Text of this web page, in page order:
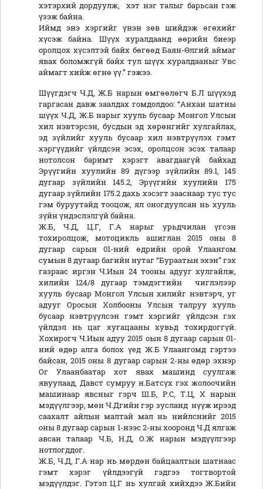
хэтэрхий дордуулж, хэт нэг талыг барьсан гэж
үзэж байна.
Иймд энэ хэргийг үнэн зөв шийдэж өгөхийг
хүсэж байна. Шүүх хуралдаанд өөрийн биеэр
оролцох хүсэлтэй байх бөгөөд Баян-Өлгий аймаг
явах боломжгүй байх тул шүүх хуралдааныг Увс
аймагт хийж өгнө үү.” гэжээ.
Шүүгдэгч Ч.Д, Ж.Б нарын өмгөөлөгч Б.Л шүүхэд
гаргасан давж заалдах гомдолдоо: “Анхан шатны
шүүх Ч.Д, Ж.Б нарыг хууль бусаар Монгол Улсын
хил нэвтэрсэн, бусдын эд хөрөнгийг хулгайлах,
эд зүйлийг хууль бусаар хил нэвтрүүлэх гэмт
хэргүүдийг үйлдсэн эсэх, оролцсон эсэх талаар
нотолсон баримт хэрэгт авагдаагүй байхад
Эрүүгийн хуулийн 89 дүгээр зүйлийн 89.1, 145
дугаар зүйлийн 145.2, Эрүүгийн хуулийн 175
дугаар зүйлийн 175.2 дахь хэсэгт зааснаар тус тус
гэм буруутайд тооцож, ял оногдуулсан нь хууль
зүйн үндэслэлгүй байна.
Ж.Б, Ч.Д, Ц.Г, Г.А нарыг урьдчилан үгсэн
тохиролцож, мотоцикль ашиглан 2015 оны 8
дугаар сарын 01-ний өдрийн орой Улаангом
сумын 8 дугаар багийн нутаг “Бураатын эхэн” гэх
газраас иргэн Ч.Иын 24 тооны адууг хулгайлж,
хилийн 124/8 дугаар тэмдэгтийн чиглэлээр
хууль бусаар Монгол Улсын хилийг нэвтэрч, уг
адууг Оросын Холбооны Улсын талруу хууль
бусаар нэвтрүүлсэн гэмт хэргийг үйлдсэн гэх
үйлдэл нь цаг хугацааны хувьд тохирдоггүй.
Хохирогч Ч.Иын адуу 2015 оын 8 дугаар сарын 01-
ний өдөр алга болох үед Ж.Б Улаангомд гэртээ
байсан, 2015 оны 8 дугаар сарын 2-ны өдөр эхнэр
Ог Улаанбаатар хот явах машинд суулгаж
явуулаад, Давст сумруу н.Батсүх гэх жолоочийн
машинаар явсныг гэрч Ш.Б, Р.С, Т.Ц, Х нарын
мэдүүлгээр, мөн Ч.Дгийн гэр зусланд нүүж ирээд
саахалт айлын малтай мал нь нийлснийг 2015
оны 8 дугаар сарын 1-нээс 2-ны хооронд Ч.Д ялгаж
авсан талаар Ч.Б, Н.Д, О.Ж нарын мэдүүлгээр
нотлогддог.
Ж.Б, Ч.Д, Г.А нар нь мөрдөн байцаалтын шатнаас
гэмт хэрэг үйлдээгүй гэдгээ тогтвортой
мэдүүлдэг. Гэтэл Ц.Г нь хулгай хийхдээ Ж.Бийн